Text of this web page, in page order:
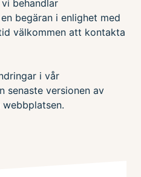
behandlar
begäran i enlighet med
välkommen att kontakta
i vår
senaste versionen av